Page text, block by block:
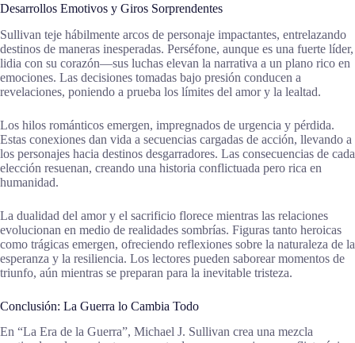
Desarrollos Emotivos y Giros Sorprendentes
Sullivan teje hábilmente arcos de personaje impactantes, entrelazando
destinos de maneras inesperadas. Perséfone, aunque es una fuerte líder,
lidia con su corazón—sus luchas elevan la narrativa a un plano rico en
emociones. Las decisiones tomadas bajo presión conducen a
revelaciones, poniendo a prueba los límites del amor y la lealtad.
Los hilos románticos emergen, impregnados de urgencia y pérdida.
Estas conexiones dan vida a secuencias cargadas de acción, llevando a
los personajes hacia destinos desgarradores. Las consecuencias de cada
elección resuenan, creando una historia conflictuada pero rica en
humanidad.
La dualidad del amor y el sacrificio florece mientras las relaciones
evolucionan en medio de realidades sombrías. Figuras tanto heroicas
como trágicas emergen, ofreciendo reflexiones sobre la naturaleza de la
esperanza y la resiliencia. Los lectores pueden saborear momentos de
triunfo, aún mientras se preparan para la inevitable tristeza.
Conclusión: La Guerra lo Cambia Todo
En “La Era de la Guerra”, Michael J. Sullivan crea una mezcla